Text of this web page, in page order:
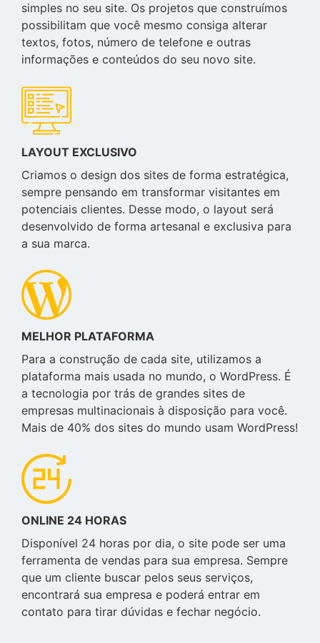
simples no seu site. Os projetos que construímos
possibilitam que você mesmo consiga alterar
textos, fotos, número de telefone e outras
informações e conteúdos do seu novo site.
LAYOUT EXCLUSIVO
Criamos o design dos sites de forma estratégica,
sempre pensando em transformar visitantes em
potenciais clientes. Desse modo, o layout será
desenvolvido de forma artesanal e exclusiva para
a sua marca.
MELHOR PLATAFORMA
Para a construção de cada site, utilizamos a
plataforma mais usada no mundo, o WordPress. É
a tecnologia por trás de grandes sites de
empresas multinacionais à disposição para você.
Mais de 40% dos sites do mundo usam WordPress!
ONLINE 24 HORAS
Disponível 24 horas por dia, o site pode ser uma
ferramenta de vendas para sua empresa. Sempre
que um cliente buscar pelos seus serviços,
encontrará sua empresa e poderá entrar em
contato para tirar dúvidas e fechar negócio.